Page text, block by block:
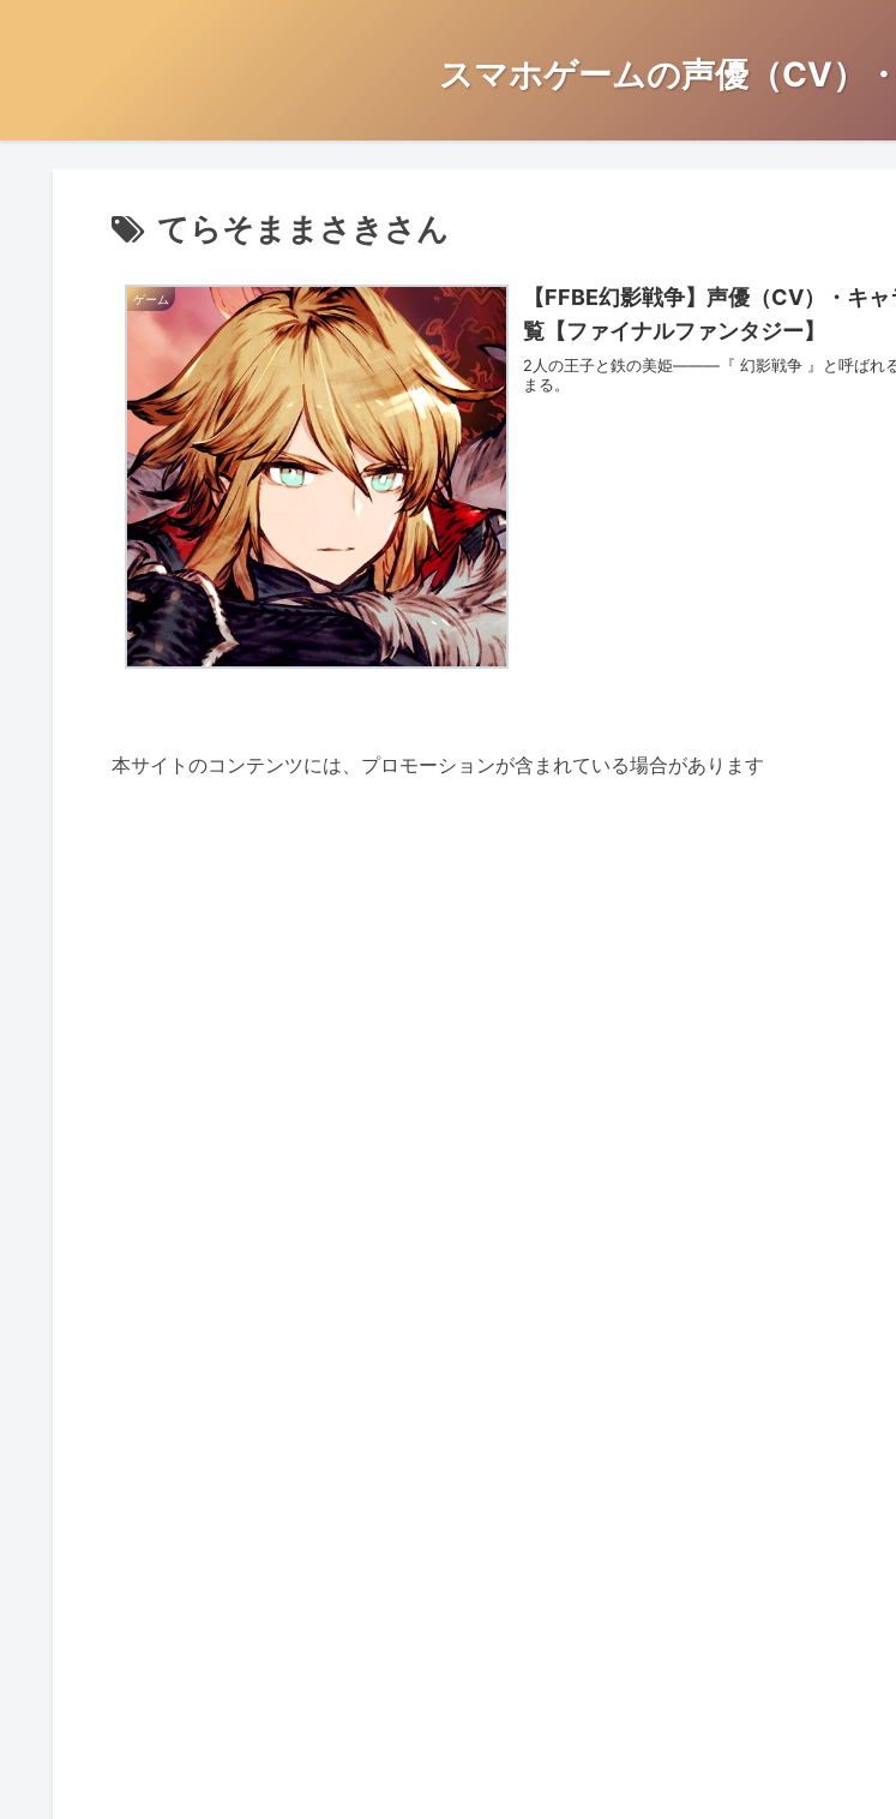
スマホゲームの声優（CV）
てらそままさきさん
ゲーム
【FFBE幻影戦争】声優（CV）・キ
覧【ファイナルファンタジー】
2人の王子と鉄の美姫―――『 幻影戦争 』と呼ばれ
まる。
本サイトのコンテンツには、プロモーションが含まれている場合があります